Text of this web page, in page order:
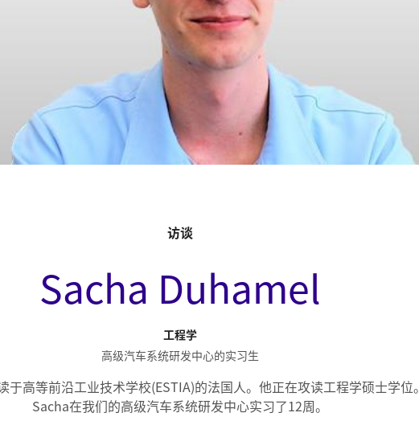
访谈
Sacha Duhamel
工程学
高级汽车系统研发中心的实习生
于高等前沿工业技术学校(ESTIA)的法国人。他正在攻读工程学硕士学位。
Sacha在我们的高级汽车系统研发中心实习了12周。